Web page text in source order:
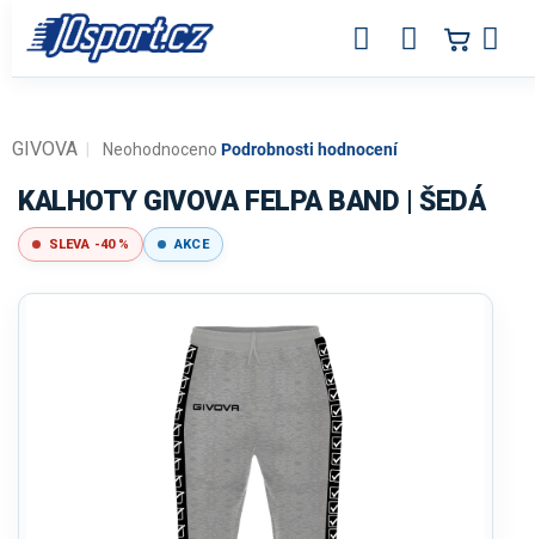
obsah
Průměrné
produktu
je
0,0
z
Neohodnoceno Podrobnosti hodnocení
GIVOVA
KALHOTY GIVOVA FELPA BAND | ŠEDÁ
SLEVA -40 % AKCE